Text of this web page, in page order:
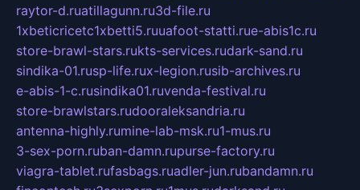
raytor-d.ruatillagunn.ru3d-file.ru
1xbeticricetc1xbetti5.ruuafoot-statti.rue-abis1c.ru
store-brawl-stars.rukts-services.rudark-sand.ru
sindika-01.rusp-life.rux-legion.rusib-archives.ru
e-abis-1-c.rusindika01.ruvenda-festival.ru
store-brawlstars.rudooraleksandria.ru
antenna-highly.rumine-lab-msk.ru1-mus.ru
3-sex-porn.ruban-damn.rupurse-factory.ru
viagra-tablet.rufasbags.ruadler-jun.rubandamn.ru